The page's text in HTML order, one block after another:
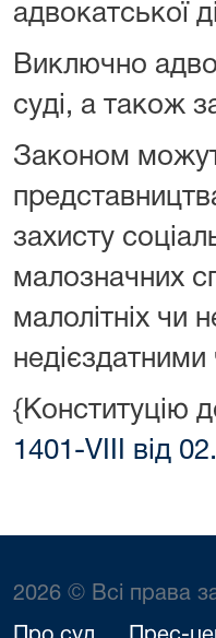
адвокатської
Виключно
суді, а також
Законом
захисту
малозначних
малолітніх чи
{Конституцію
1401-VIII від
2026 © Всі права